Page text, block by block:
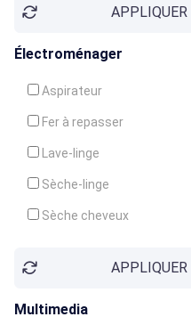
Congélateur
APPLIQUER
Électroménager
Aspirateur
Fer à repasser
Lave-linge
Sèche-linge
Sèche cheveux
APPLIQUER
Multimedia